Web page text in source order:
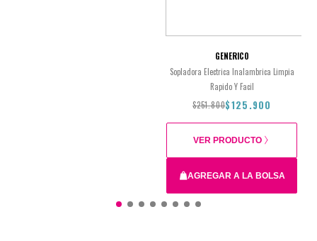
GENERICO
Sopladora Electrica Inalambrica Limpia
Rapido Y Facil
$251.800$125.900
AGREGAR A LA BOLSA
VER PRODUCTO